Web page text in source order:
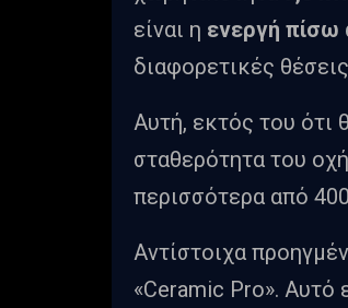
είναι η ενεργή πίσω
διαφορετικές
Αυτή, εκτός του ότι
σταθερότητα του
περισσότερα από
Αντίστοιχα
«Ceramic Pro». Αυτό